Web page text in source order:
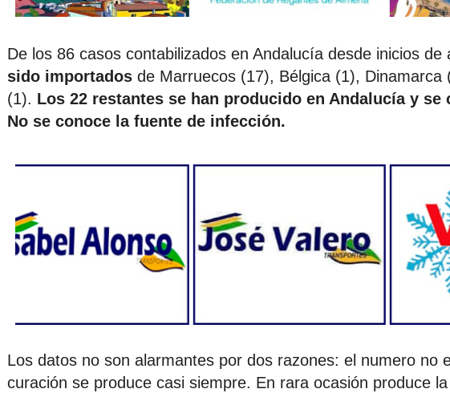
De los 86 casos contabilizados en Andalucía desde inicios
sido importados de Marruecos (17), Bélgica (1), Dinamarca
(1). Los 22 restantes se han producido en Andalucía y se
No se conoce la fuente de infección.
Los datos no son alarmantes por dos razones: el numero no
curación se produce casi siempre. En rara ocasión produce